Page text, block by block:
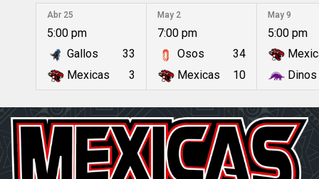
contenido
Abr 25
5:00 pm
Gallos
33
Mexicas
3
May 2
7:00 pm
Osos
34
Mexicas
10
May 9
5:00 pm
Dinos